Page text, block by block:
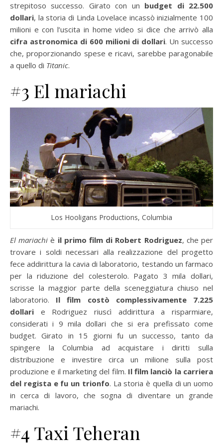
strepitoso successo. Girato con un budget di 22.500
dollari, la storia di Linda Lovelace incassò inizialmente 100
milioni e con l’uscita in home video si dice che arrivò alla
cifra astronomica di 600 milioni di dollari. Un successo
che, proporzionando spese e ricavi, sarebbe paragonabile
a quello di Titanic.
#3 El mariachi
Los Hooligans Productions, Columbia
El mariachi è il primo film di Robert Rodriguez, che per
trovare i soldi necessari alla realizzazione del progetto
fece addirittura la cavia di laboratorio, testando un farmaco
per la riduzione del colesterolo. Pagato 3 mila dollari,
scrisse la maggior parte della sceneggiatura chiuso nel
laboratorio. Il film costò complessivamente 7.225
dollari e Rodriguez riuscì addirittura a risparmiare,
considerati i 9 mila dollari che si era prefissato come
budget. Girato in 15 giorni fu un successo, tanto da
spingere la Columbia ad acquistare i diritti sulla
distribuzione e investire circa un milione sulla post
produzione e il marketing del film. Il film lanciò la carriera
del regista e fu un trionfo. La storia è quella di un uomo
in cerca di lavoro, che sogna di diventare un grande
mariachi.
#4 Taxi Teheran